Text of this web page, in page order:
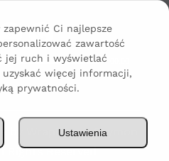
by WrapHouse Szymon
Rights Reserved
Ci najlepsze
zawartość
jej ruch i wyświetlać
więcej informacji,
prywatności.
Ustawienia